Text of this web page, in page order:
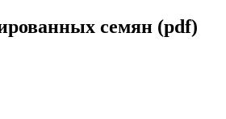
семян (pdf)